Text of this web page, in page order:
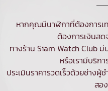
หากคุณมีนาฬิกาที่ต้องการเ
ต้องการเงินส
ทางร้าน Siam Watch Club มี
หรือเรามีบริก
ประเมินราคารวดเร็วด้วยช่าง
สอ